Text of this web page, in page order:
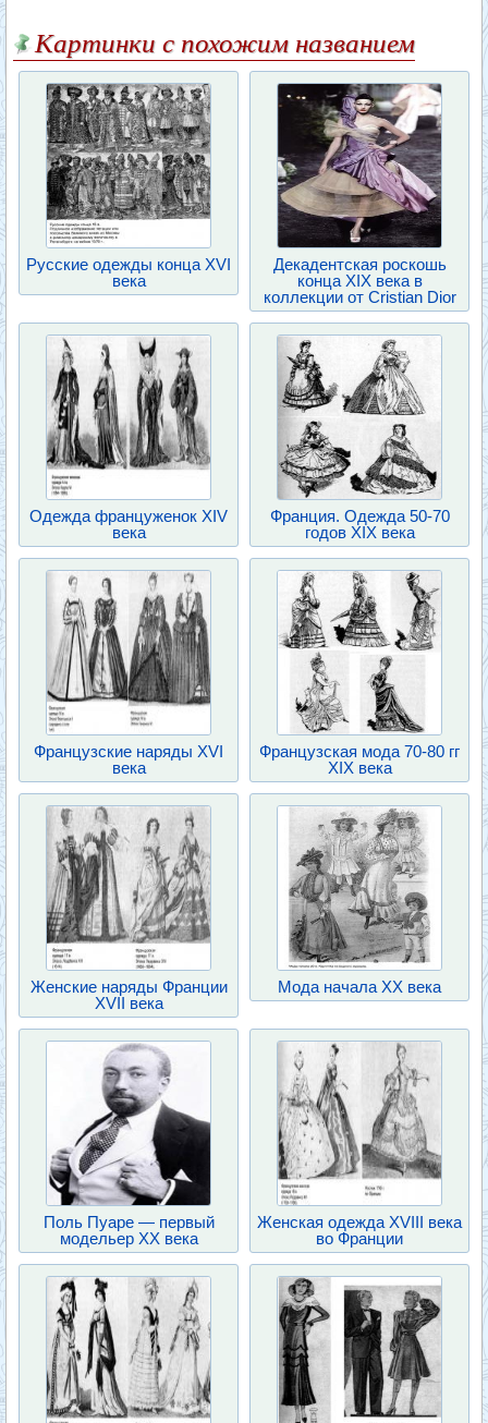
Картинки с похожим названием
Русские одежды конца XVI
века
Декадентская роскошь
конца XIX века в
коллекции от Cristian Dior
Одежда француженок XIV
века
Франция. Одежда 50-70
годов XIX века
Французские наряды XVI
века
Французская мода 70-80 гг
XIX века
Женские наряды Франции
XVII века
Мода начала XX века
Поль Пуаре — первый
модельер XX века
Женская одежда XVIII века
во Франции